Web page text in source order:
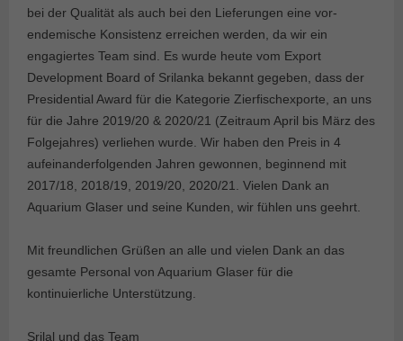
bei der Qualität als auch bei den Lieferungen eine vor-
endemische Konsistenz erreichen werden, da wir ein
engagiertes Team sind. Es wurde heute vom Export
Development Board of Srilanka bekannt gegeben, dass der
Presidential Award für die Kategorie Zierfischexporte, an uns
für die Jahre 2019/20 & 2020/21 (Zeitraum April bis März des
Folgejahres) verliehen wurde. Wir haben den Preis in 4
aufeinanderfolgenden Jahren gewonnen, beginnend mit
2017/18, 2018/19, 2019/20, 2020/21. Vielen Dank an
Aquarium Glaser und seine Kunden, wir fühlen uns geehrt.
Mit freundlichen Grüßen an alle und vielen Dank an das
gesamte Personal von Aquarium Glaser für die
kontinuierliche Unterstützung.
Srilal und das Team